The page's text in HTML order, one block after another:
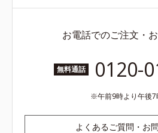
お電話でのご注文・
無料通話 0120-
午前9時より午後
よくあるご質問・お